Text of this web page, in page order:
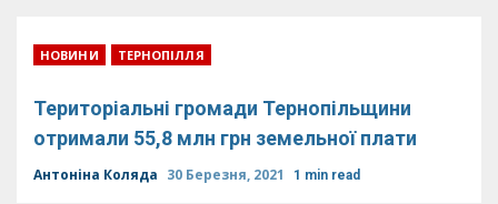
НОВИНИ ТЕРНОПІЛЛЯ
Територіальні громади Тернопільщини
отримали 55,8 млн грн земельної плати
Антоніна Коляда 30 Березня, 2021 1 min read